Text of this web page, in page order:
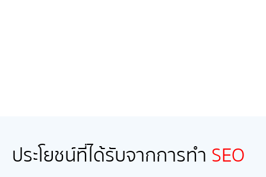
ประโยชน์ที่ได้รับจากการทำ SEO